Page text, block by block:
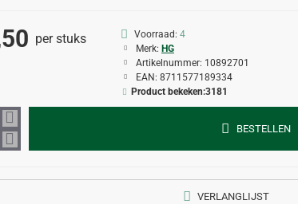
per stuks Voorraad: 4
Merk: HG
Artikelnummer: 10892701
EAN: 8711577189334
Product bekeken:3181
BESTELLEN
VERLANGLIJST